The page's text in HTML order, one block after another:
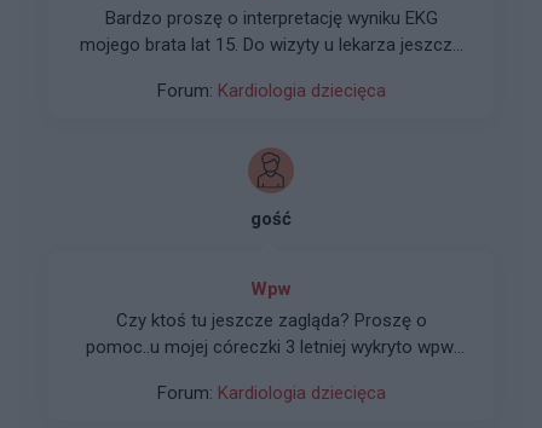
Bardzo proszę o interpretację wyniku EKG
mojego brata lat 15. Do wizyty u lekarza jeszcze
niego.
[img]http://static2.medforum.pl/upload/image/
Forum: Kardiologia dziecięca
gość
Wpw
Czy ktoś tu jeszcze zagląda? Proszę o
pomoc..u mojej córeczki 3 letniej wykryto wpw.
wiem jak zyc
Forum: Kardiologia dziecięca